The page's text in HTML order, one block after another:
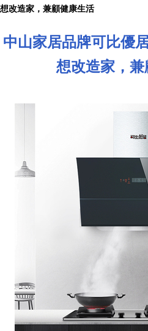
想改造家，兼顧健康生活
中山家居品牌可比優
想改造家，